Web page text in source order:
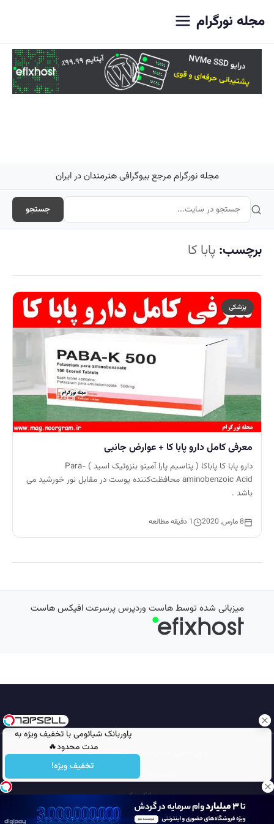
پاوربانک شیائومی با تخفیف ویژه به
مدت محدود🔥
تخفیف ویژه!
مجله نورگرام
مجله نورگرام مرجع بیوگرافی هنرمندان در ایران
جستجو
برچسب: پابا کا
پزشکی
معرفی کامل دارو پابا کا + عوارض جانبی
دارو پابا کا پاباکا ( پتاسیم پارا آمینو بنزوئیک اسید ) Para-
aminobenzoic Acid محافظت‌كننده پوست در مقابل نور خورشيد می
باشد .
8 مارس, 2020 1 دقیقه مطالعه
میزبانی شده توسطهاست وردپرس پرسرعتافیکس هاست
تمامی حقوق محفوظ است © 2026
مجله نورگرام
انجمن نورگرام
بانک عکس
سایت هم معنی